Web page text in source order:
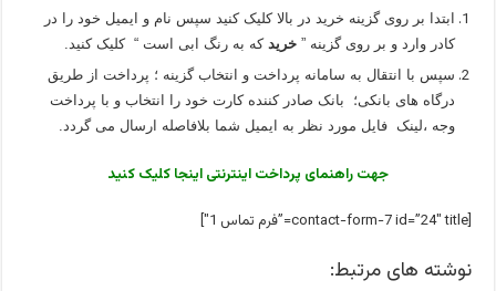
ابتدا بر روی گزینه خرید در بالا کلیک کنید سپس نام و ایمیل خود را در
کادر وارد و بر روی گزینه ” خرید که به رنگ ابی است “ کلیک کنید.
سپس با انتقال به سامانه پرداخت و انتخاب گزینه ؛ پرداخت از طریق
درگاه های بانکی؛ بانک صادر کننده کارت خود را انتخاب و با پرداخت
وجه ،لینک فایل مورد نظر به ایمیل شما بلافاصله ارسال می گردد.
جهت راهنمای پرداخت اینترنتی اینجا کلیک کنید
[contact-form-7 id=”24″ title=”فرم تماس 1″]
نوشته های مرتبط: